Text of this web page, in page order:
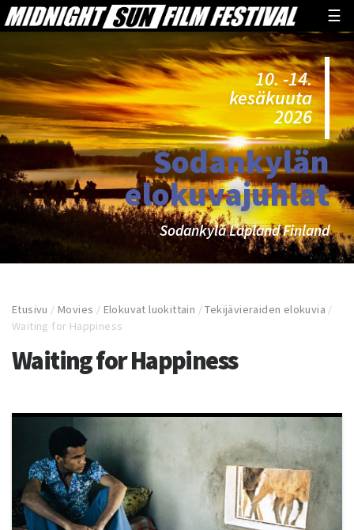
☰
10. -14.
kesäkuuta
2026
Sodankylän
elokuvajuhlat
Sodankylä Lapland Finland
Etusivu /Movies / Elokuvat luokittain /Tekijävieraiden elokuvia /
Waiting for Happiness
Waiting for Happiness